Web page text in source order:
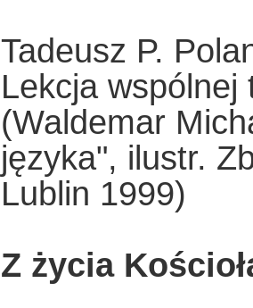
Tadeusz P.
Lekcja wspólnej
(Waldemar
języka", ilustr.
Lublin 1999)
Z życia